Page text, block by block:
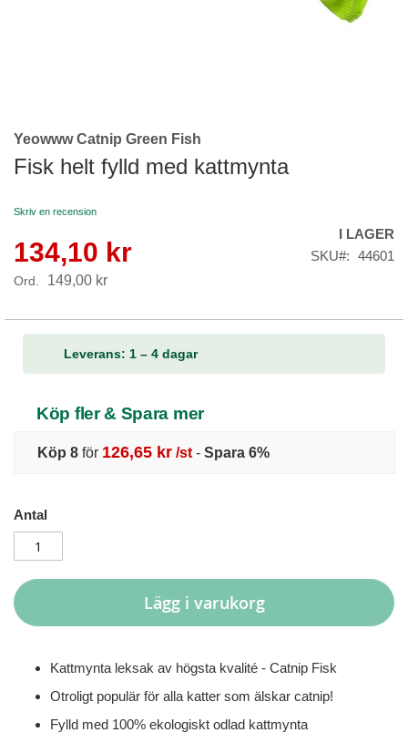
Skip
to
the
of
images
gallery
Yeowww Catnip Green Fish
Fisk helt fylld med kattmynta
Skriv en recension
Reapris
134,10 kr
Ord. 149,00 kr
I LAGER
SKU
44601
Leverans: 1 – 4 dagar
Köp fler & Spara mer
Köp 8 för 126,65 kr /st - Spara 6%
Antal
Lägg i varukorg
Kattmynta leksak av högsta kvalité - Catnip Fisk
Otroligt populär för alla katter som älskar catnip!
Fylld med 100% ekologiskt odlad kattmynta